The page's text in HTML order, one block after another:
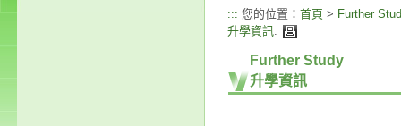
::: 您的位置： 首頁 > Further
升學資訊.
Further Study
升學資訊